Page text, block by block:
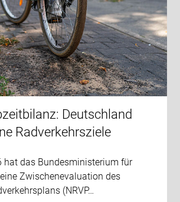
Deutschland
Radverkehrsziele
hat das Bundesministerium für
Zwischenevaluation des
(NRVP…